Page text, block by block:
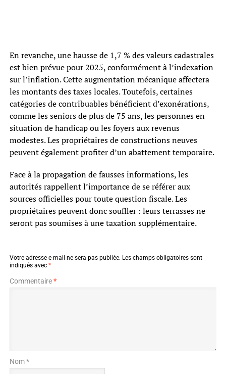
En revanche, une hausse de 1,7 % des valeurs cadastrales
est bien prévue pour 2025, conformément à l’indexation
sur l’inflation. Cette augmentation mécanique affectera
les montants des taxes locales. Toutefois, certaines
catégories de contribuables bénéficient d’exonérations,
comme les seniors de plus de 75 ans, les personnes en
situation de handicap ou les foyers aux revenus
modestes. Les propriétaires de constructions neuves
peuvent également profiter d’un abattement temporaire.
Face à la propagation de fausses informations, les
autorités rappellent l’importance de se référer aux
sources officielles pour toute question fiscale. Les
propriétaires peuvent donc souffler : leurs terrasses ne
seront pas soumises à une taxation supplémentaire.
Votre adresse e-mail ne sera pas publiée. Les champs obligatoires sont
indiqués avec *
Commentaire*
Nom *